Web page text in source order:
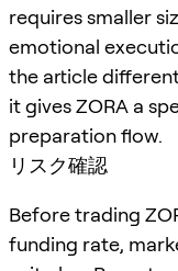
requires smaller
emotional
the article
it gives ZORA a
preparation flow.
リスク確認
Before trading
funding rate,